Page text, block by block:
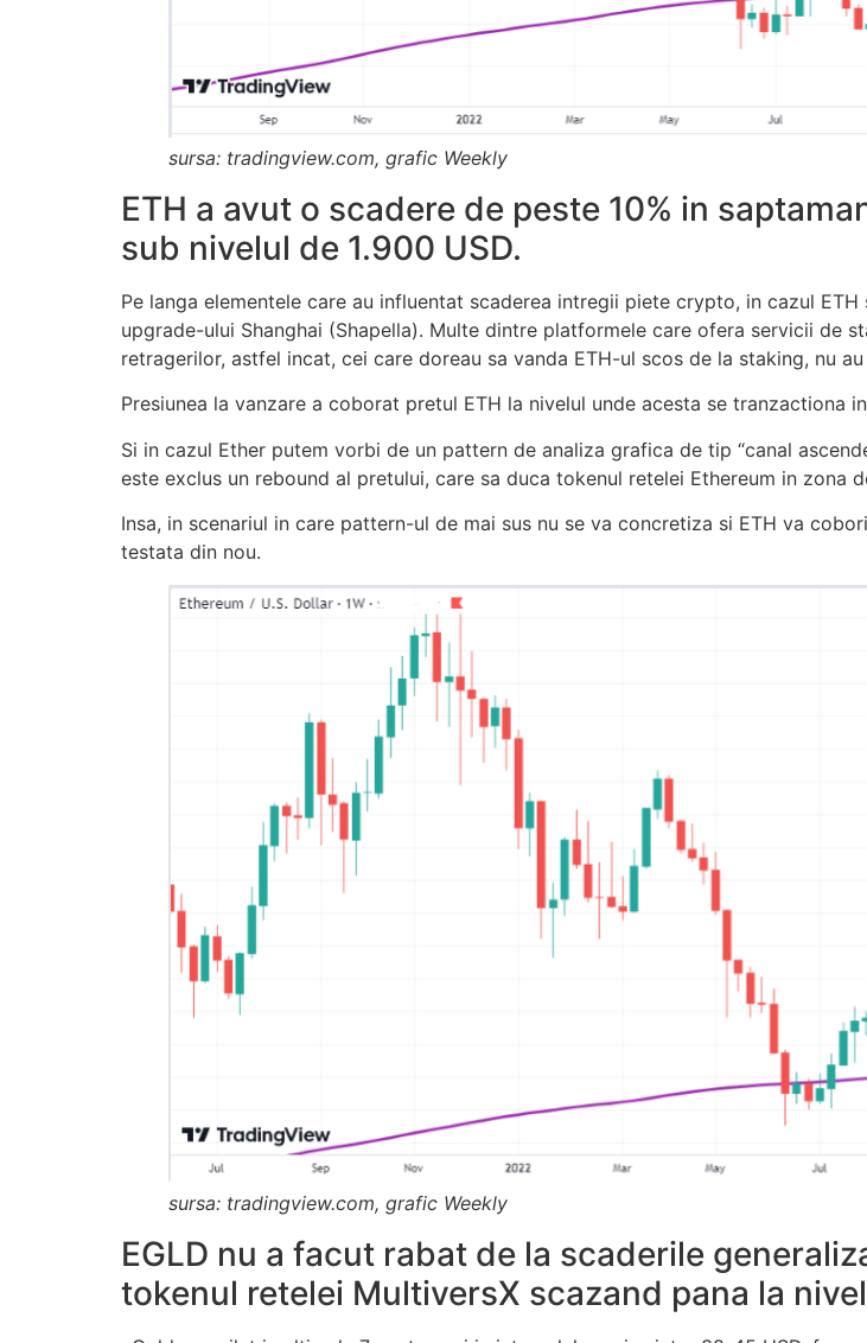
sursa: tradingview.com, grafic Weekly
ETH a avut o scadere de peste 10% in
sub nivelul de 1.900 USD.
Pe langa elementele care au influentat scaderea intregii piete crypto, in cazul
upgrade-ului Shanghai (Shapella). Multe dintre platformele care ofera servicii de
retragerilor, astfel incat, cei care doreau sa vanda ETH-ul scos de la staking, nu
Presiunea la vanzare a coborat pretul ETH la nivelul unde acesta se tranzactiona
Si in cazul Ether putem vorbi de un pattern de analiza grafica de tip “canal
este exclus un rebound al pretului, care sa duca tokenul retelei Ethereum in zona
Insa, in scenariul in care pattern-ul de mai sus nu se va concretiza si ETH va
testata din nou.
sursa: tradingview.com, grafic Weekly
EGLD nu a facut rabat de la scaderile
tokenul retelei MultiversX scazand pana la